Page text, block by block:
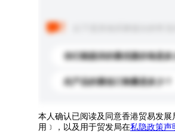
你们能提供的最优惠价格是多
此产品的最低订购量是多少？
本人确认已阅读及同意香港贸易发展
用﹞，以及用于贸发局在私隐政策声